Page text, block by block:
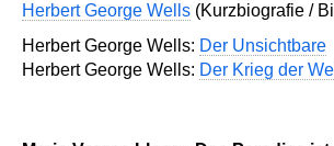
Herbert George Wells (Kurzbiografie /
Herbert George Wells: Der Unsichtbare
Herbert George Wells: Der Krieg der